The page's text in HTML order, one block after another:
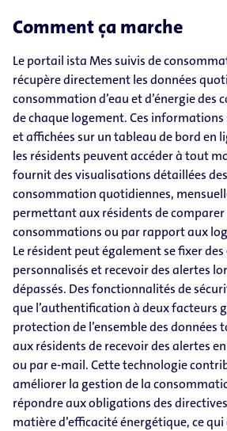
Comment ça marche
Le portail ista Mes suivis de
récupère directement les données
consommation d’eau et d’énergie des
de chaque logement. Ces
et affichées sur un tableau de bord en
les résidents peuvent accéder à tout
fournit des visualisations détaillées
consommation quotidiennes,
permettant aux résidents de comparer
consommations ou par rapport aux
Le résident peut également se fixer
personnalisés et recevoir des alertes
dépassés. Des fonctionnalités de
que l’authentification à deux facteurs
protection de l’ensemble des
aux résidents de recevoir des alertes
ou par e-mail. Cette technologie
améliorer la gestion de la
répondre aux obligations des
matière d’efficacité énergétique, ce